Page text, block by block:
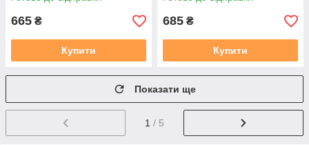
665 ₴
Купити
685 ₴
Купити
Показати ще
1 / 5